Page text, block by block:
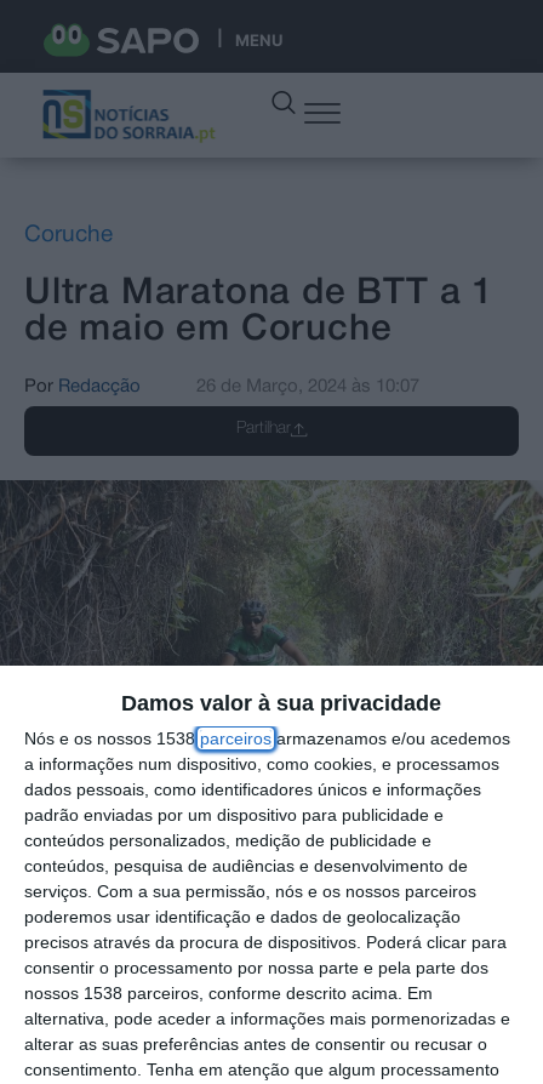
Damos valor à sua privacidade
Nós e os nossos 1538 parceiros armazenamos e/ou acedemos
a informações num dispositivo, como cookies, e processamos
dados pessoais, como identificadores únicos e informações
padrão enviadas por um dispositivo para publicidade e
conteúdos personalizados, medição de publicidade e
conteúdos, pesquisa de audiências e desenvolvimento de
serviços. Com a sua permissão, nós e os nossos parceiros
poderemos usar identificação e dados de geolocalização
precisos através da procura de dispositivos. Poderá clicar para
consentir o processamento por nossa parte e pela parte dos
nossos 1538 parceiros, conforme descrito acima. Em
alternativa, pode aceder a informações mais pormenorizadas e
alterar as suas preferências antes de consentir ou recusar o
consentimento. Tenha em atenção que algum processamento
MENU
Coruche
Ultra Maratona de BTT a 1
de maio em Coruche
Por Redacção 26 de Março, 2024 às 10:07
Partilhar
Coruche recebe no dia 1 de maio uma Ultra
Maratona de BTT, com percursos de 80 e
150 quilómetros, entre a vila de Coruche e o
montado.